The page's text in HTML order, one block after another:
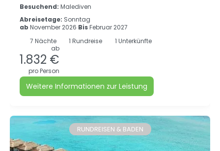
Besuchend: Malediven
Abreisetage: Sonntag
ab November 2026 BisFebruar 2027
7 Nächte 1 Rundreise
1 Unterkünfte
ab
1.832 €
pro Person
Weitere Informationen zur Leistung
RUNDREISEN & BADEN